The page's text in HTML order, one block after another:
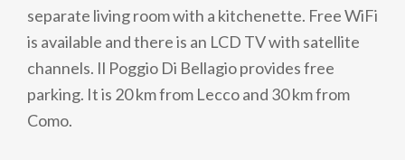
separate living room with a kitchenette. Free WiFi
is available and there is an LCD TV with satellite
channels. Il Poggio Di Bellagio provides free
parking. It is 20 km from Lecco and 30 km from
Como.